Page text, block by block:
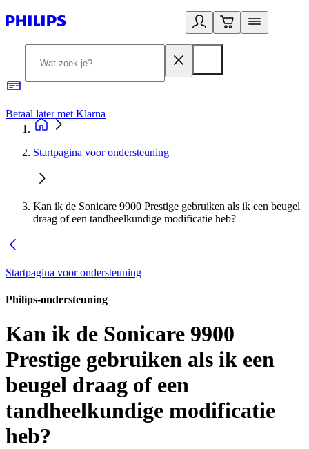
Betaal later met Klarna
Startpagina voor ondersteuning
Kan ik de Sonicare 9900 Prestige gebruiken als ik een beugel
draag of een tandheelkundige modificatie heb?
Startpagina voor ondersteuning
Philips-ondersteuning
Kan ik de Sonicare 9900
Prestige gebruiken als ik een
beugel draag of een
tandheelkundige modificatie
heb?